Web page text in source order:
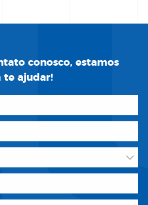
conosco, estamos
te ajudar!